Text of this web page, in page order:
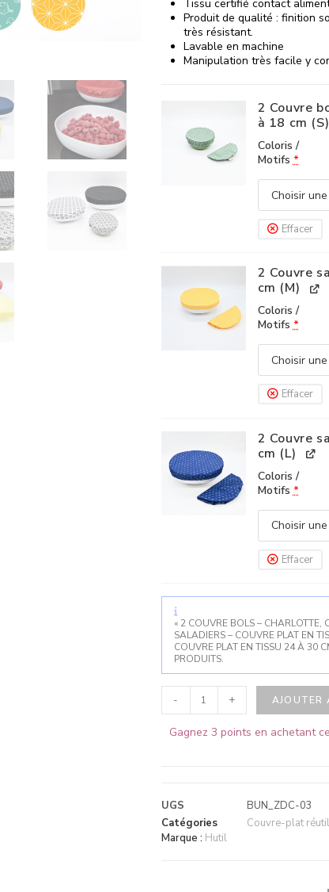
Tissu certifié contact
Produit de qualité : finition
très résistant.
Lavable en machine
Manipulation très facile y
2 Couvre
à 18 cm (S)
Coloris /
Motifs*
Effacer
2 Couvre
cm (M)
Coloris /
Motifs*
Effacer
2 Couvre
cm (L)
Coloris /
Motifs *
Effacer
« 2 COUVRE BOLS – CHARLOTTE,
SALADIERS – COUVRE PLAT EN
COUVRE PLAT EN TISSU 24 À 30
PRODUITS.
- + AJOUTER
Gagnez 3 points en achetant
UGS
BUN_ZDC-03
Catégories
Couvre-plat
Marque : Hutil